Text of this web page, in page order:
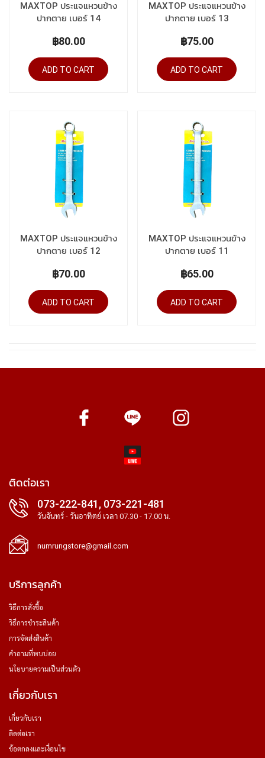
MAXTOP ประแจแหวนข้าง
ปากตาย เบอร์ 14
฿80.00
ADD TO CART
MAXTOP ประแจแหวนข้าง
ปากตาย เบอร์ 13
฿75.00
ADD TO CART
MAXTOP ประแจแหวนข้าง
ปากตาย เบอร์ 12
฿70.00
ADD TO CART
MAXTOP ประแจแหวนข้าง
ปากตาย เบอร์ 11
฿65.00
ADD TO CART
ติดต่อเรา
073-222-841, 073-221-481
วันจันทร์ - วันอาทิตย์ เวลา 07.30 - 17.00 น.
numrungstore@gmail.com
บริการลูกค้า
วิธีการสั่งซื้อ
วิธีการชำระสินค้า
การจัดส่งสินค้า
คำถามที่พบบ่อย
นโยบายความเป็นส่วนตัว
เกี่ยวกับเรา
เกี่ยวกับเรา
ติดต่อเรา
ข้อตกลงและเงื่อนไข